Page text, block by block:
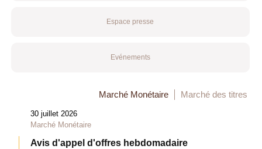
Espace presse
Evénements
Marché Monétaire Marché des titres
30 juillet 2026
Marché Monétaire
Avis d'appel d'offres hebdomadaire